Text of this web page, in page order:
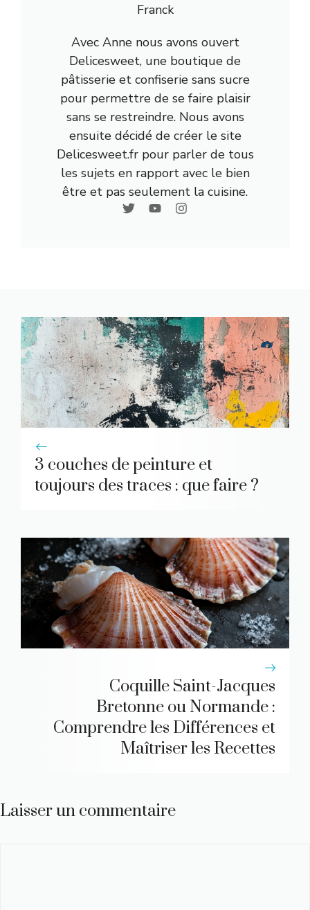
Franck
Avec Anne nous avons ouvert
Delicesweet, une boutique de
pâtisserie et confiserie sans sucre
pour permettre de se faire plaisir
sans se restreindre. Nous avons
ensuite décidé de créer le site
Delicesweet.fr pour parler de tous
les sujets en rapport avec le bien
être et pas seulement la cuisine.
3 couches de peinture et
toujours des traces : que faire ?
Coquille Saint-Jacques
Bretonne ou Normande :
Comprendre les Différences et
Maîtriser les Recettes
Laisser un commentaire